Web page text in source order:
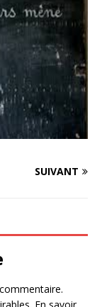
SUIVANT